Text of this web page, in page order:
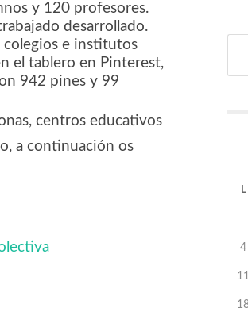
y 120 profesores.
desarrollado.
colegios e institutos
el tablero en Pinterest,
942 pines y 99
centros educativos
a continuación os
L
4
11